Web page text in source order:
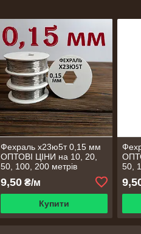
Фехраль х23ю5т 0,15 мм
ОПТОВІ ЦІНИ на 10, 20,
50, 100, 200 метрів
9,50₴/м
Купити
50,